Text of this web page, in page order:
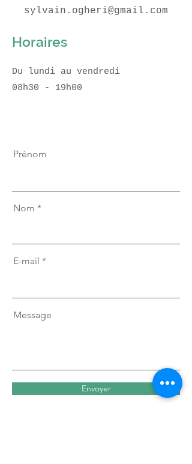
sylvain.ogheri@gmail.com
Horaires
Du lundi au vendredi
08h30 - 19h00
Prénom
Nom
E-mail
Message
Envoyer